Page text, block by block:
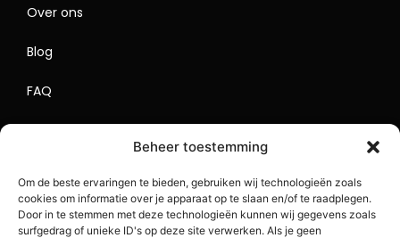
Beheer toestemming
Om de beste ervaringen te bieden, gebruiken wij technologieën zoals
cookies om informatie over je apparaat op te slaan en/of te raadplegen.
Door in te stemmen met deze technologieën kunnen wij gegevens zoals
surfgedrag of unieke ID's op deze site verwerken. Als je geen
Over ons
Blog
FAQ
Lokaal Adverteren